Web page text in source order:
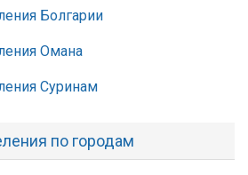
Болгарии
Омана
Суринам
по городам